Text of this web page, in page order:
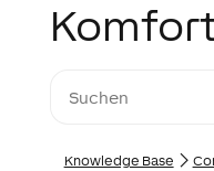
Knowledge Base